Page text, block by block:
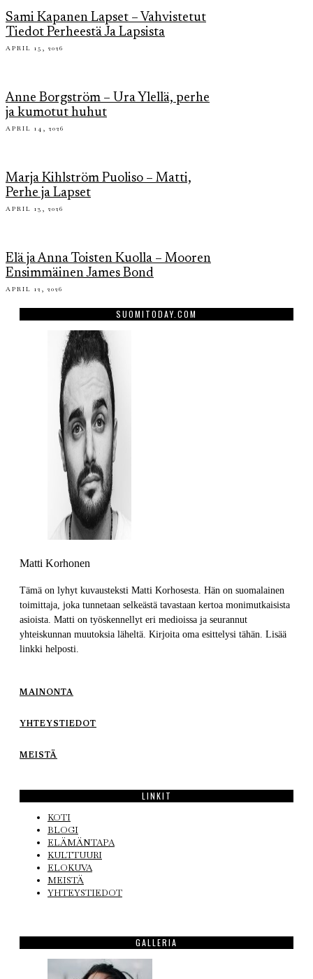
Sami Kapanen Lapset – Vahvistetut
Tiedot Perheestä Ja Lapsista
APRIL 15, 2026
Anne Borgström – Ura Ylellä, perhe
ja kumotut huhut
APRIL 14, 2026
Marja Kihlström Puoliso – Matti,
Perhe ja Lapset
APRIL 13, 2026
Elä ja Anna Toisten Kuolla – Mooren
Ensimmäinen James Bond
APRIL 12, 2026
SUOMITODAY.COM
Matti Korhonen
Tämä on lyhyt kuvausteksti Matti Korhosesta. Hän on suomalainen
toimittaja, joka tunnetaan selkeästä tavastaan kertoa monimutkaisista
asioista. Matti on työskennellyt eri medioissa ja seurannut
yhteiskunnan muutoksia läheltä. Kirjoita oma esittelysi tähän. Lisää
linkki helposti.
MAINONTA
YHTEYSTIEDOT
MEISTÄ
LINKIT
KOTI
BLOGI
ELÄMÄNTAPA
KULTTUURI
ELOKUVA
MEISTÄ
YHTEYSTIEDOT
GALLERIA